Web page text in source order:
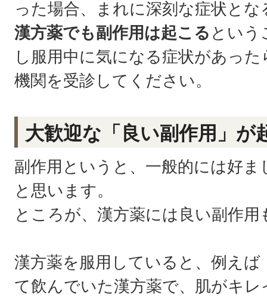
った場合、まれに深刻な症状と
漢方薬でも副作用は起こる という
し服用中に気になる症状があっ
機関を受診してください。
大歓迎な「良い副作用」が
副作用というと、一般的には好
と思います。
ところが、漢方薬には良い副作
漢方薬を服用していると、例え
て飲んでいた漢方薬で、肌がキ